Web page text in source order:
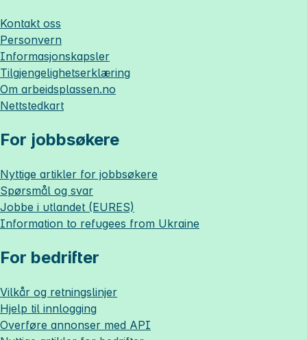
Kontakt oss
Personvern
Informasjonskapsler
Tilgjengelighetserklæring
Om arbeidsplassen.no
Nettstedkart
For jobbsøkere
Nyttige artikler for jobbsøkere
Spørsmål og svar
Jobbe i utlandet (EURES)
Information to refugees from Ukraine
For bedrifter
Vilkår og retningslinjer
Hjelp til innlogging
Overføre annonser med API